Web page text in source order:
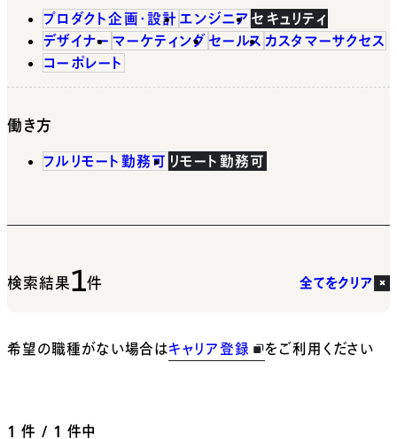
プロダクト企画・設計 エンジニア セキュリティ
デザイナー マーケティング セールス カスタマーサクセス
コーポレート
働き方
フルリモート勤務可 リモート勤務可
検索結果1件 全てをクリア
希望の職種がない場合はキャリア登録 をご利用ください
1 件 / 1 件中